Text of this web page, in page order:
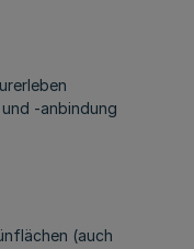
-anbindung
(auch